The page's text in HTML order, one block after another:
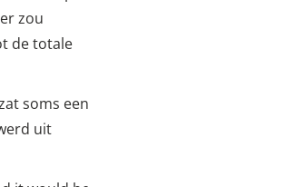
zou
de totale
soms een
uit